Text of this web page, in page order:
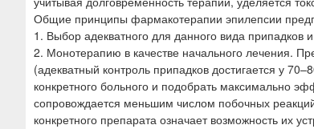
Общие принципы фармакотерапии эпилепсии
1. Выбор адекватного для данного вида припадков
2. Монотерапию в качестве начального лечения.
(адекватный контроль припадков достигается у
конкретного больного и подобрать максимально
сопровождается меньшим числом побочных
конкретного препарата означает возможность их